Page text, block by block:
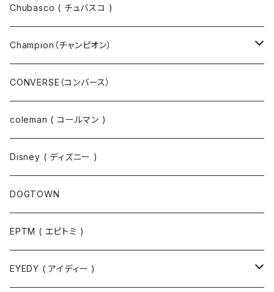
パーカー
ニット
ジャケット
コート
ポロシャツ
パンツ
パーカー
Chubasco ( チュバスコ )
Champion（チャンピオン）
スウェットパンツ
パーカー
スウェット
Tシャツ
CONVERSE（コンバース）
coleman ( コールマン )
Disney ( ディズニー )
DOGTOWN
EPTM ( エピトミ )
EYEDY ( アイディー )